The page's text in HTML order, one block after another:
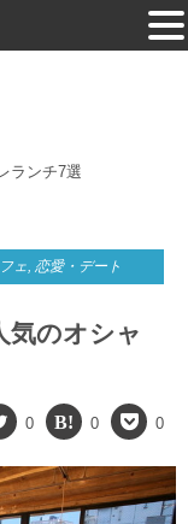
ランチ7選
ェ, 恋愛・デート
気のオシャ
0 0 0